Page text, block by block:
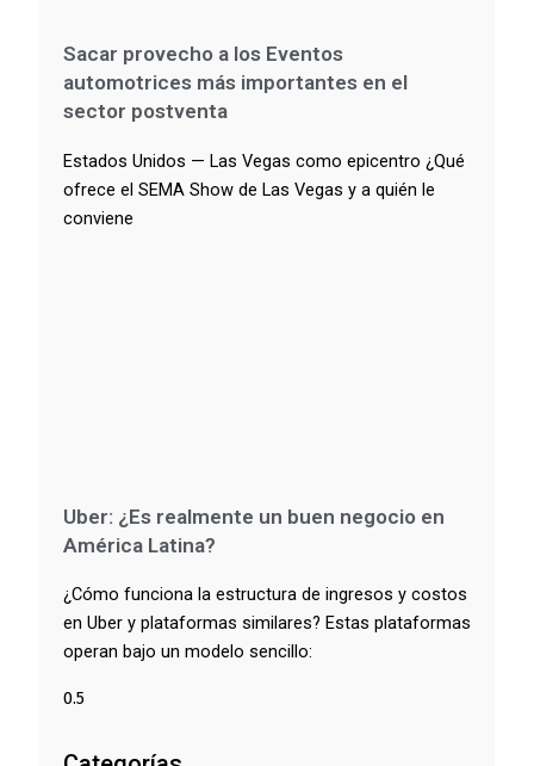
Sacar provecho a los Eventos
automotrices más importantes en el
sector postventa
Estados Unidos — Las Vegas como epicentro ¿Qué
ofrece el SEMA Show de Las Vegas y a quién le
conviene
Uber: ¿Es realmente un buen negocio en
América Latina?
¿Cómo funciona la estructura de ingresos y costos
en Uber y plataformas similares? Estas plataformas
operan bajo un modelo sencillo: